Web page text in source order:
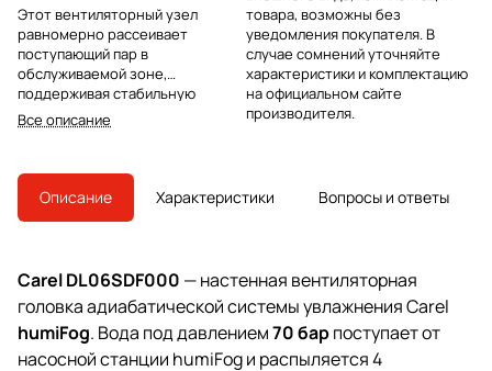
Этот вентиляторный узел
равномерно рассеивает
поступающий пар в
обслуживаемой зоне,
поддерживая стабильную
влажность без «мокрых» пятен и
конденсата на поверхностях.
направленный поток позволяют
быстро доводить микроклимат
до заданных параметров, снижая
помещении.
Все описание
товара, возможны без
уведомления покупателя. В
случае сомнений уточняйте
характеристики и комплектацию
на официальном сайте
производителя.
Описание Характеристики Вопросы и ответы
Carel DL06SDF000 — настенная вентиляторная
головка адиабатической системы увлажнения Carel
humiFog. Вода под давлением70 барпоступает от
насосной станции humiFog и распыляется 4